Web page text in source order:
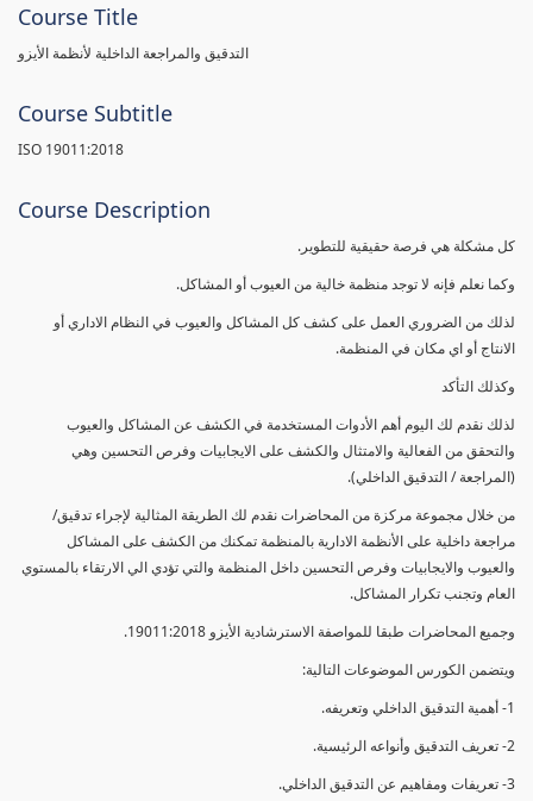
Course Title
التدقيق والمراجعة الداخلية لأنظمة الأيزو
Course Subtitle
ISO 19011:2018
Course Description
كل مشكلة هي فرصة حقيقية للتطوير.
وكما نعلم فإنه لا توجد منظمة خالية من العيوب أو المشاكل.
لذلك من الضروري العمل على كشف كل المشاكل والعيوب في النظام الاداري أو
الانتاج أو اي مكان في المنظمة.
وكذلك التأكد
لذلك نقدم لك اليوم أهم الأدوات المستخدمة في الكشف عن المشاكل والعيوب
والتحقق من الفعالية والامتثال والكشف على الايجابيات وفرص التحسين وهي
(المراجعة / التدقيق الداخلي).
من خلال مجموعة مركزة من المحاضرات نقدم لك الطريقة المثالية لإجراء تدقيق/
مراجعة داخلية على الأنظمة الادارية بالمنظمة تمكنك من الكشف على المشاكل
والعيوب والايجابيات وفرص التحسين داخل المنظمة والتي تؤدي الي الارتقاء بالمستوي
العام وتجنب تكرار المشاكل.
وجميع المحاضرات طبقا للمواصفة الاسترشادية الأيزو 19011:2018.
ويتضمن الكورس الموضوعات التالية:
1- أهمية التدقيق الداخلي وتعريفه.
2- تعريف التدقيق وأنواعه الرئيسية.
3- تعريفات ومفاهيم عن التدقيق الداخلي.